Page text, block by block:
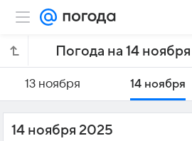
Погода на 14
13 ноября 14 ноября
14 ноября 2025